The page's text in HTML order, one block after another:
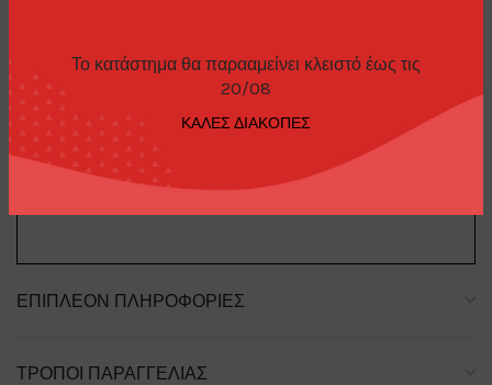
Το κατάστημα θα παρααμείνει κλειστό έως τις
20/08
ΚΑΛΕΣ ΔΙΑΚΟΠΕΣ
ΠΕΡΙΓΡΑΦΉ
M2 Machines 1970 Ford Mustang Boss 302 yellow R78
ΕΠΙΠΛΈΟΝ ΠΛΗΡΟΦΟΡΊΕΣ
ΤΡΌΠΟΙ ΠΑΡΑΓΓΕΛΊΑΣ